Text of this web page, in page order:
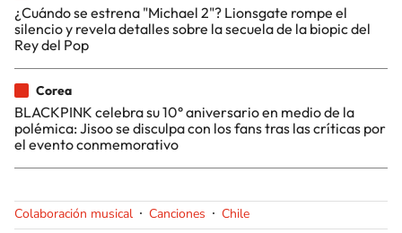
¿Cuándo se estrena "Michael 2"? Lionsgate rompe el
silencio y revela detalles sobre la secuela de la biopic del
Rey del Pop
Corea
BLACKPINK celebra su 10° aniversario en medio de la
polémica: Jisoo se disculpa con los fans tras las críticas por
el evento conmemorativo
Colaboración musical Canciones Chile